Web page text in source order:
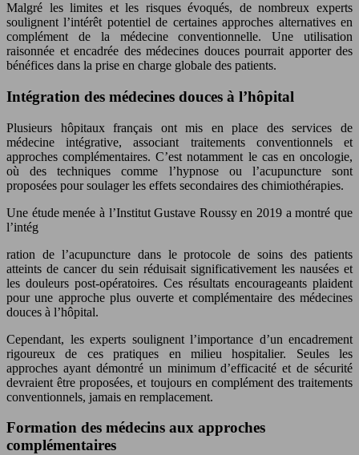
Malgré les limites et les risques évoqués, de nombreux experts
soulignent l’intérêt potentiel de certaines approches alternatives en
complément de la médecine conventionnelle. Une utilisation
raisonnée et encadrée des médecines douces pourrait apporter des
bénéfices dans la prise en charge globale des patients.
Intégration des médecines douces à l’hôpital
Plusieurs hôpitaux français ont mis en place des services de
médecine intégrative, associant traitements conventionnels et
approches complémentaires. C’est notamment le cas en oncologie,
où des techniques comme l’hypnose ou l’acupuncture sont
proposées pour soulager les effets secondaires des chimiothérapies.
Une étude menée à l’Institut Gustave Roussy en 2019 a montré que
l’intég
ration de l’acupuncture dans le protocole de soins des patients
atteints de cancer du sein réduisait significativement les nausées et
les douleurs post-opératoires. Ces résultats encourageants plaident
pour une approche plus ouverte et complémentaire des médecines
douces à l’hôpital.
Cependant, les experts soulignent l’importance d’un encadrement
rigoureux de ces pratiques en milieu hospitalier. Seules les
approches ayant démontré un minimum d’efficacité et de sécurité
devraient être proposées, et toujours en complément des traitements
conventionnels, jamais en remplacement.
Formation des médecins aux approches
complémentaires